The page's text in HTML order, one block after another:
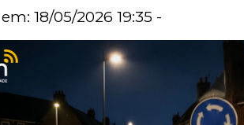
18/05/2026 19:35 -